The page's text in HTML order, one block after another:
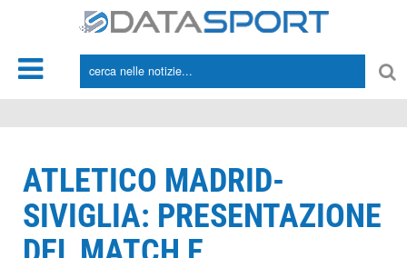
ATLETICO MADRID-
SIVIGLIA: PRESENTAZIONE